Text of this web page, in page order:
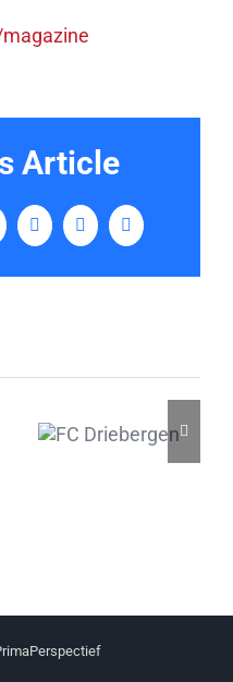
magazine
Article
Tumblr PinterestVk
E-
mail